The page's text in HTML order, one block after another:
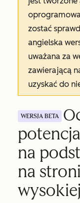
zostać
angielska
uważana za
zawierającą
uzyskać do
WERSJA BETA
na
na